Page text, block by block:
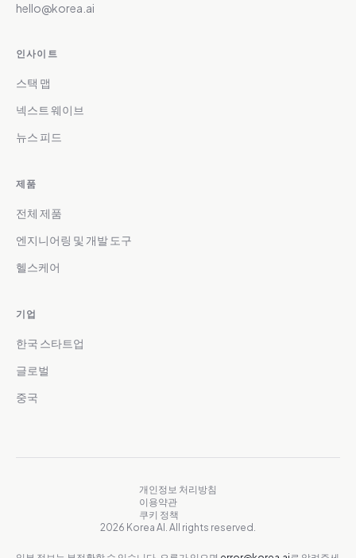
hello@korea.ai
인사이트
스택 맵
넥스트 웨이브
뉴스 피드
제품
전체 제품
엔지니어링 및 개발 도구
헬스케어
기업
한국 스타트업
글로벌
중국
개인정보 처리방침
이용약관
쿠키 정책
2026 Korea AI. All rights reserved.